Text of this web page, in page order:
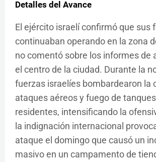
Detalles del Avance
El ejército israelí confirmó que sus
continuaban operando en la zona
no comentó sobre los informes de
el centro de la ciudad. Durante la
fuerzas israelíes bombardearon la
ataques aéreos y fuego de
residentes, intensificando la
la indignación internacional
ataque el domingo que causó un
masivo en un campamento de